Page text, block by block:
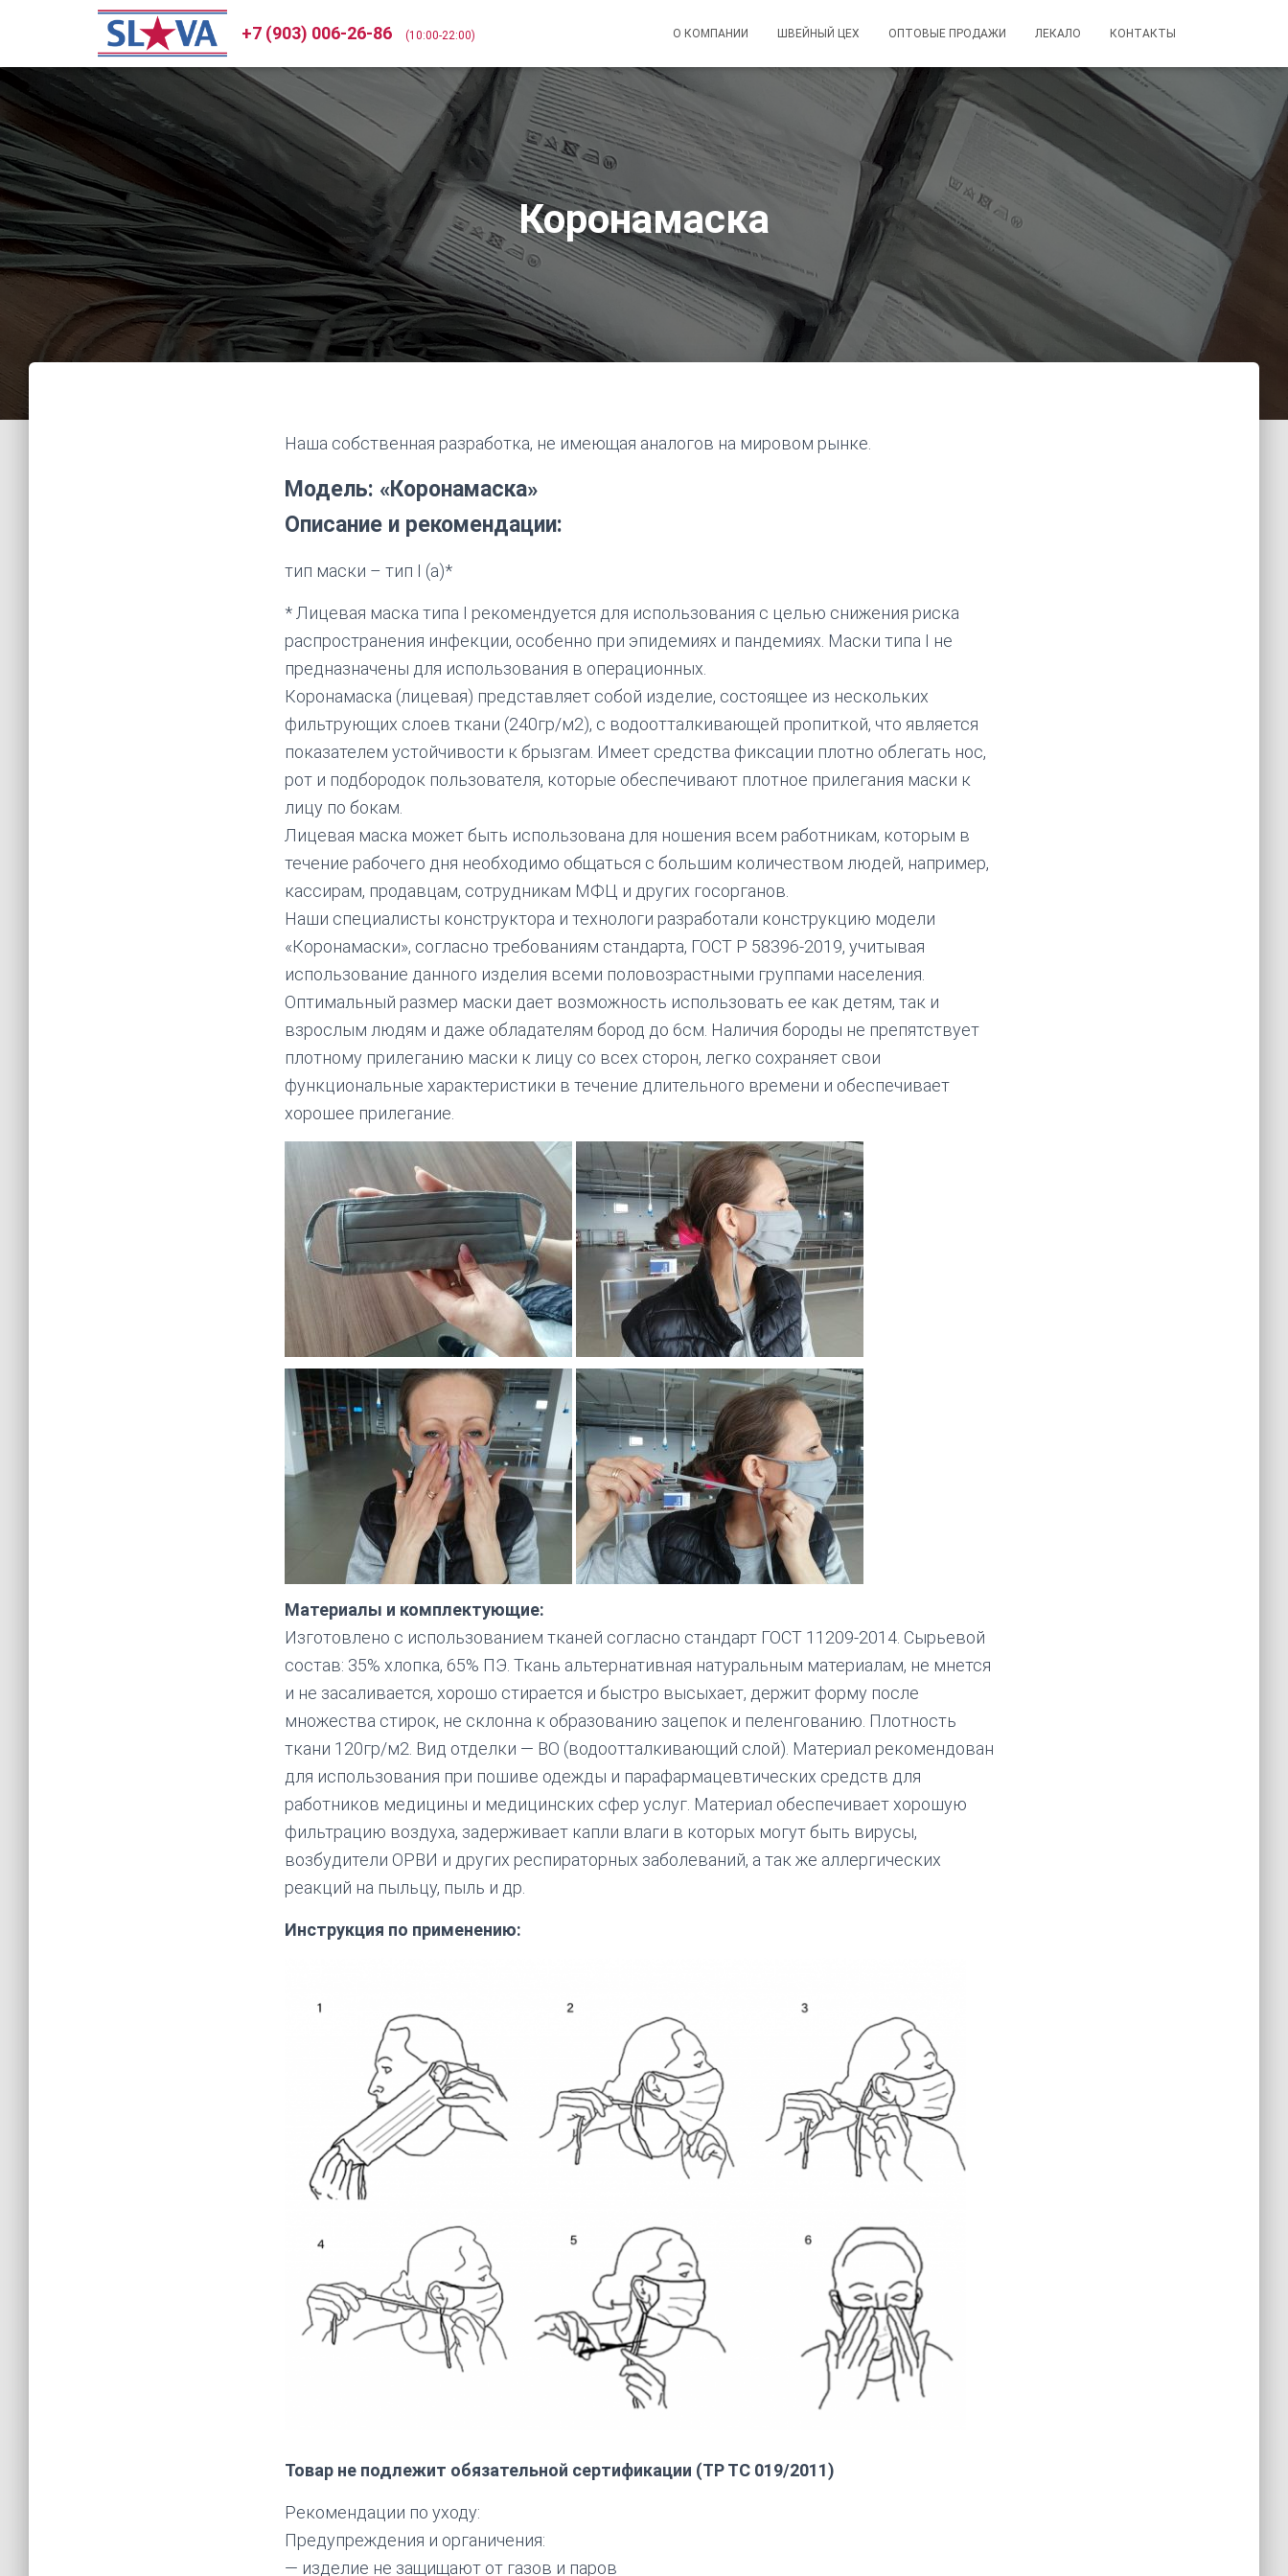
+7 (903) 006-26-86 (10:00-22:00) О КОМПАНИИ ШВЕЙНЫЙ ЦЕХ ОПТОВЫЕ ПРОДАЖИ ЛЕКАЛО КОНТАКТЫ
Коронамаска
Наша собственная разработка, не имеющая аналогов на мировом рынке.
Модель: «Коронамаска»
Описание и рекомендации:
тип маски – тип I (а)*
* Лицевая маска типа I рекомендуется для использования с целью снижения риска
распространения инфекции, особенно при эпидемиях и пандемиях. Маски типа I не
предназначены для использования в операционных.
Коронамаска (лицевая) представляет собой изделие, состоящее из нескольких
фильтрующих слоев ткани (240гр/м2), с водоотталкивающей пропиткой, что является
показателем устойчивости к брызгам. Имеет средства фиксации плотно облегать нос,
рот и подбородок пользователя, которые обеспечивают плотное прилегания маски к
лицу по бокам.
Лицевая маска может быть использована для ношения всем работникам, которым в
течение рабочего дня необходимо общаться с большим количеством людей, например,
кассирам, продавцам, сотрудникам МФЦ и других госорганов.
Наши специалисты конструктора и технологи разработали конструкцию модели
«Коронамаски», согласно требованиям стандарта, ГОСТ Р 58396-2019, учитывая
использование данного изделия всеми половозрастными группами населения.
Оптимальный размер маски дает возможность использовать ее как детям, так и
взрослым людям и даже обладателям бород до 6см. Наличия бороды не препятствует
плотному прилеганию маски к лицу со всех сторон, легко сохраняет свои
функциональные характеристики в течение длительного времени и обеспечивает
хорошее прилегание.
Материалы и комплектующие:
Изготовлено с использованием тканей согласно стандарт ГОСТ 11209-2014. Сырьевой
состав: 35% хлопка, 65% ПЭ. Ткань альтернативная натуральным материалам, не мнется
и не засаливается, хорошо стирается и быстро высыхает, держит форму после
множества стирок, не склонна к образованию зацепок и пеленгованию. Плотность
ткани 120гр/м2. Вид отделки — ВО (водоотталкивающий слой). Материал рекомендован
для использования при пошиве одежды и парафармацевтических средств для
работников медицины и медицинских сфер услуг. Материал обеспечивает хорошую
фильтрацию воздуха, задерживает капли влаги в которых могут быть вирусы,
возбудители ОРВИ и других респираторных заболеваний, а так же аллергических
реакций на пыльцу, пыль и др.
Инструкция по применению:
Товар не подлежит обязательной сертификации (ТР ТС 019/2011)
Рекомендации по уходу:
Предупреждения и органичения:
— изделие не защищают от газов и паров